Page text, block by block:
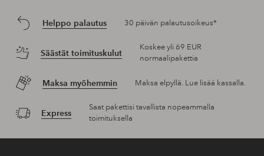
Helppo palautus 30 päivän palautusoikeus*
Säästät toimituskulut
Koskee yli 69 EUR
normaalipakettia
Maksa myöhemmin Maksa elpyllä. Lue lisää kassalla.
Express
Saat pakettisi tavallista nopeammalla
toimituksella